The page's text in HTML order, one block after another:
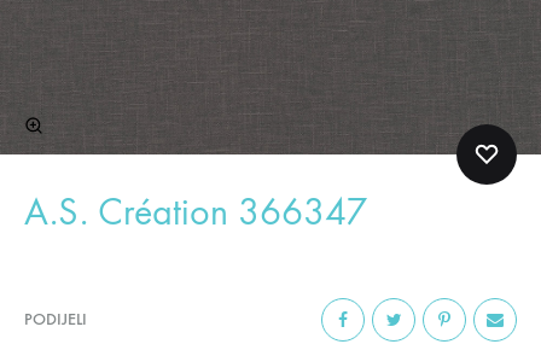
A.S. Création 366347
PODIJELI